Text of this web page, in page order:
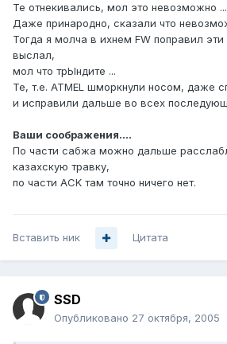
Те отнекивались, мол это невозможно ...
Даже принародно, сказали что
Тогда я молча в ихнем FW поправил
выслал,
мол что трЫндите ...
Те, т.е. ATMEL шморкнули носом, даже
и исправили дальше во всех
Ваши соображения....
По части сабжа можно дальше
казахскую травку,
по части ACK там точно ничего нет.
Вставить ник Цитата
SSD
Опубликовано 27 октября, 2005